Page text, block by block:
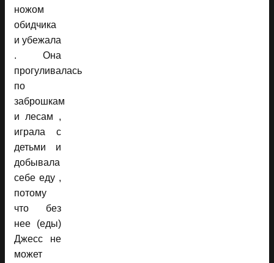
ножом
обидчика
и убежала
. Она
прогуливалась
по
заброшкам
и лесам ,
играла с
детьми и
добывала
себе еду ,
потому
что без
нее (еды)
Джесс не
может